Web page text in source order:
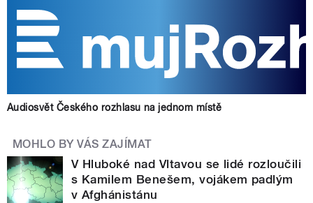
Audiosvět Českého rozhlasu na jednom místě
MOHLO BY VÁS ZAJÍMAT
V Hluboké nad Vltavou se lidé rozloučili
s Kamilem Benešem, vojákem padlým
v Afghánistánu